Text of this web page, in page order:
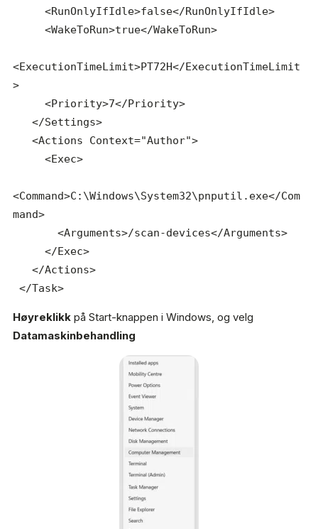
<ExecutionTimeLimit>PT72H</ExecutionTimeLimit
>
<Command>C:\Windows\System32\pnputil.exe</Com
mand>
</Task>
Høyreklikk på Start-knappen i Windows, og velg
Datamaskinbehandling